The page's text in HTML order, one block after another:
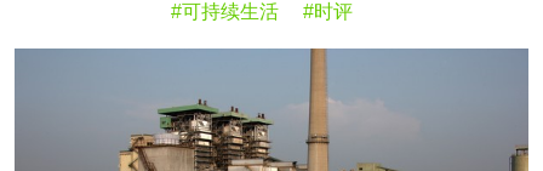
#可持续生活
#时评